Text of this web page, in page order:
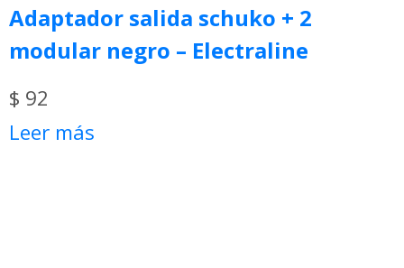
Adaptador salida schuko + 2
modular negro – Electraline
$ 92
Leer más